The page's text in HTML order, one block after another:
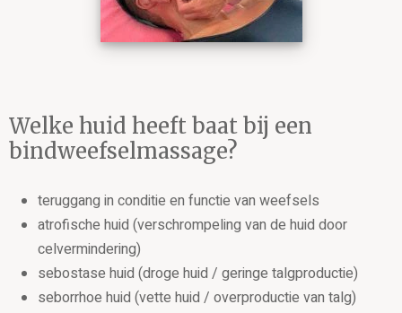
Welke huid heeft baat bij een
bindweefselmassage?
teruggang in conditie en functie van weefsels
atrofische huid (verschrompeling van de huid door
celvermindering)
sebostase huid (droge huid / geringe talgproductie)
seborrhoe huid (vette huid / overproductie van talg)